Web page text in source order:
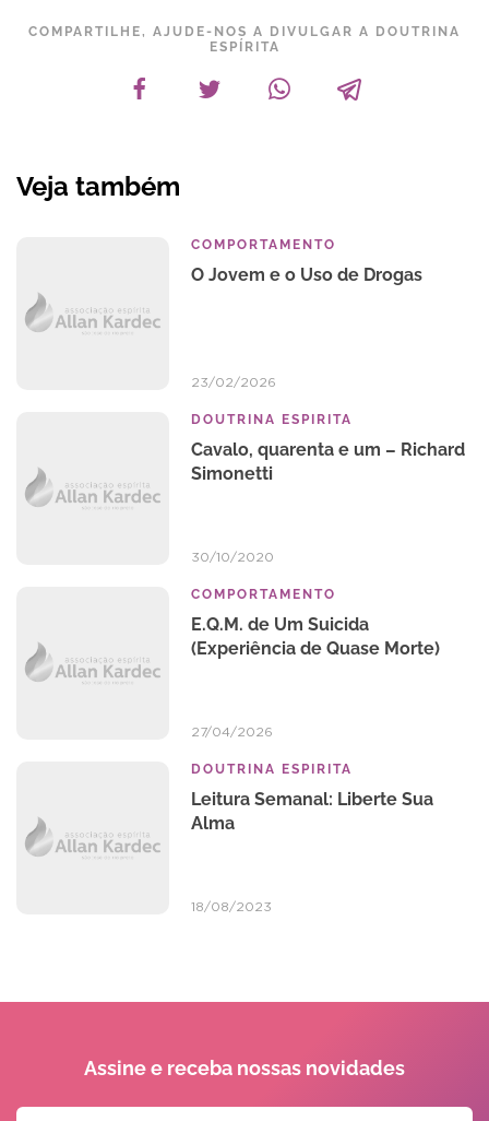
COMPARTILHE, AJUDE-NOS A DIVULGAR A DOUTRINA
ESPÍRITA
Veja também
COMPORTAMENTO
O Jovem e o Uso de Drogas
23/02/2026
DOUTRINA ESPIRITA
Cavalo, quarenta e um – Richard
Simonetti
30/10/2020
COMPORTAMENTO
E.Q.M. de Um Suicida
(Experiência de Quase Morte)
27/04/2026
DOUTRINA ESPIRITA
Leitura Semanal: Liberte Sua
Alma
18/08/2023
Assine e receba nossas novidades